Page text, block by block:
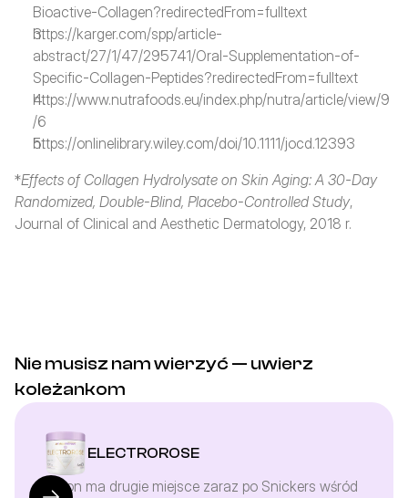
Bioactive-Collagen?redirectedFrom=fulltext
https://karger.com/spp/article-
abstract/27/1/47/295741/Oral-Supplementation-of-
Specific-Collagen-Peptides?redirectedFrom=fulltext
https://www.nutrafoods.eu/index.php/nutra/article/view/9
/6
https://onlinelibrary.wiley.com/doi/10.1111/jocd.12393
*Effects of Collagen Hydrolysate on Skin Aging: A 30-Day
Randomized, Double-Blind, Placebo-Controlled Study,
Journal of Clinical and Aesthetic Dermatology, 2018 r.
Nie musisz nam wierzyć — uwierz
koleżankom
ELECTROROSE
Baton ma drugie miejsce zaraz po Snickers wśród